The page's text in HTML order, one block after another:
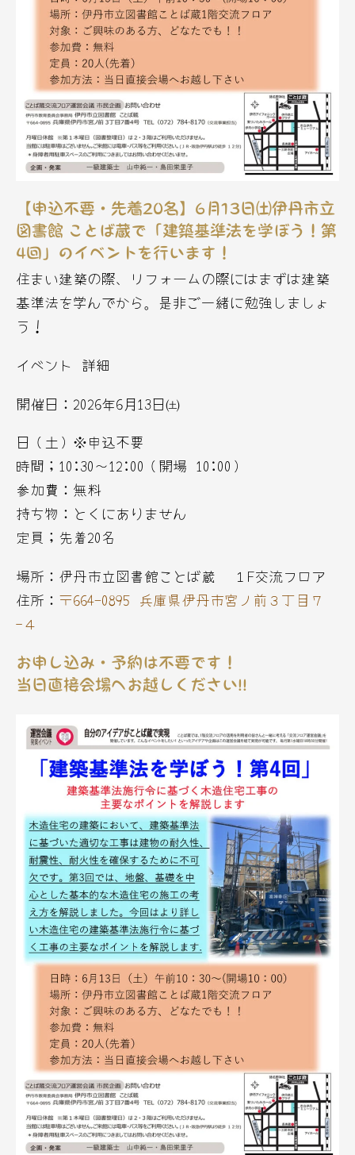
【申込不要・先着20名】6月13日㈯伊丹市立
図書館 ことば蔵で「建築基準法を学ぼう！第
4回」のイベントを行います！
住まい建築の際、リフォームの際にはまずは建築
基準法を学んでから。是非ご一緒に勉強しましょ
う！
イベント 詳細
開催日：2026年6月13日㈯
日（土）※申込不要
時間；10:30〜12:00（開場 10:00）
参加費：無料
持ち物：とくにありません
定員；先着20名
場所：伊丹市立図書館ことば蔵 １F交流フロア
住所： 〒664-0895 兵庫県伊丹市宮ノ前３丁目７
−４
お申し込み・予約は不要です！
当日直接会場へお越しください!!